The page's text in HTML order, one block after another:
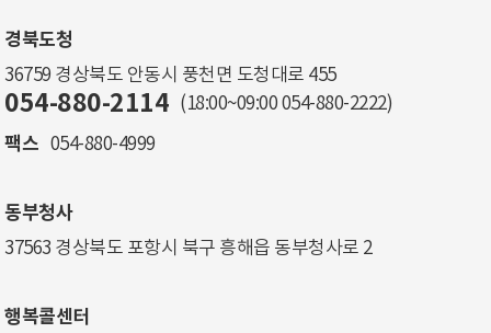
경북도청
36759 경상북도 안동시 풍천면 도청대로 455
054-880-2114 (18:00~09:00 054-880-2222)
팩스 054-880-4999
동부청사
37563 경상북도 포항시 북구 흥해읍 동부청사로 2
행복콜센터